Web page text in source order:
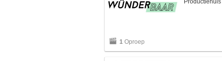
Productiehuis
1 Oproep